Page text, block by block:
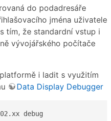
do podadresáře
jména uživatele
tím, že standardní vstup i
vývojářského počítače
i ladit s využitím
Data Display Debugger
debug